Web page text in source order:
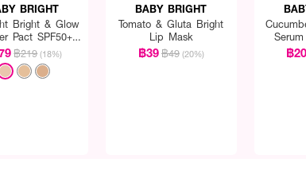
BRIGHT
Bright & Glow
Pact SPF50+
PA++++
฿219 (18%)
BABY BRIGHT
Tomato & Gluta Bright
Lip Mask
฿39฿49 (20%) ฿20